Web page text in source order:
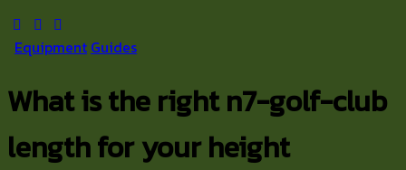
Equipment Guides
What is the right n7-golf-club
length for your height